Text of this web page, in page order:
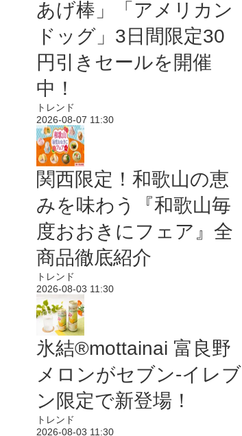
あげ棒」「アメリカン
ドッグ」3日間限定30
円引きセールを開催
中！
トレンド
2026-08-07 11:30
関西限定！和歌山の恵
みを味わう『和歌山毎
度おおきにフェア』全
商品徹底紹介
トレンド
2026-08-03 11:30
氷結®mottainai 富良野
メロンがセブン‐イレブ
ン限定で新登場！
トレンド
2026-08-03 11:30